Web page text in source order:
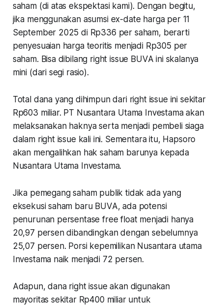
saham (di atas ekspektasi kami). Dengan begitu,
jika menggunakan asumsi ex-date harga per 11
September 2025 di Rp336 per saham, berarti
penyesuaian harga teoritis menjadi Rp305 per
saham. Bisa dibilang right issue BUVA ini skalanya
mini (dari segi rasio).
Total dana yang dihimpun dari right issue ini sekitar
Rp603 miliar. PT Nusantara Utama Investama akan
melaksanakan haknya serta menjadi pembeli siaga
dalam right issue kali ini. Sementara itu, Hapsoro
akan mengalihkan hak saham barunya kepada
Nusantara Utama Investama.
Jika pemegang saham publik tidak ada yang
eksekusi saham baru BUVA, ada potensi
penurunan persentase free float menjadi hanya
20,97 persen dibandingkan dengan sebelumnya
25,07 persen. Porsi kepemilikan Nusantara utama
Investama naik menjadi 72 persen.
Adapun, dana right issue akan digunakan
mayoritas sekitar Rp400 miliar untuk